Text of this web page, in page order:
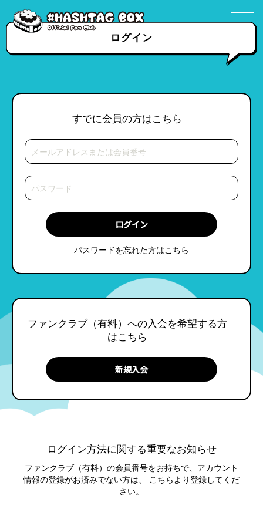
ログイン
すでに会員の方はこちら
パスワードを忘れた方はこちら
ファンクラブ（有料）への入会を希望する方
はこちら
ログイン方法に関する重要なお知らせ
ファンクラブ（有料）の会員番号をお持ちで、アカウント
情報の登録がお済みでない方は、 こちらより登録してくだ
さい。